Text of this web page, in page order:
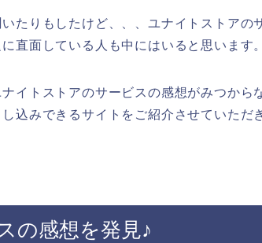
たりもしたけど、、、ユナイトストアの
直面している人も中にはいると思います。
イトストアのサービスの感想がみつから
込みできるサイトをご紹介させていただ
の感想を発見♪